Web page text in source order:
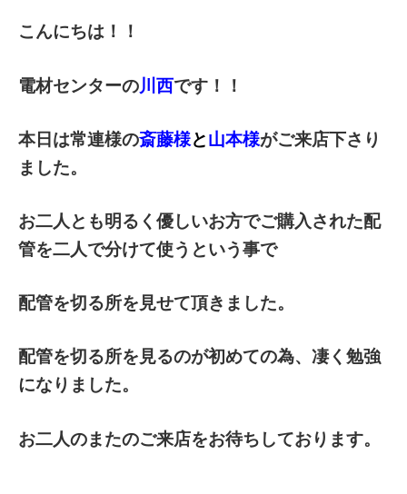
こんにちは！！
電材センターの川西です！！
本日は常連様の斎藤様と山本様がご来店下さり
ました。
お二人とも明るく優しいお方でご購入された配
管を二人で分けて使うという事で
配管を切る所を見せて頂きました。
配管を切る所を見るのが初めての為、凄く勉強
になりました。
お二人のまたのご来店をお待ちしております。